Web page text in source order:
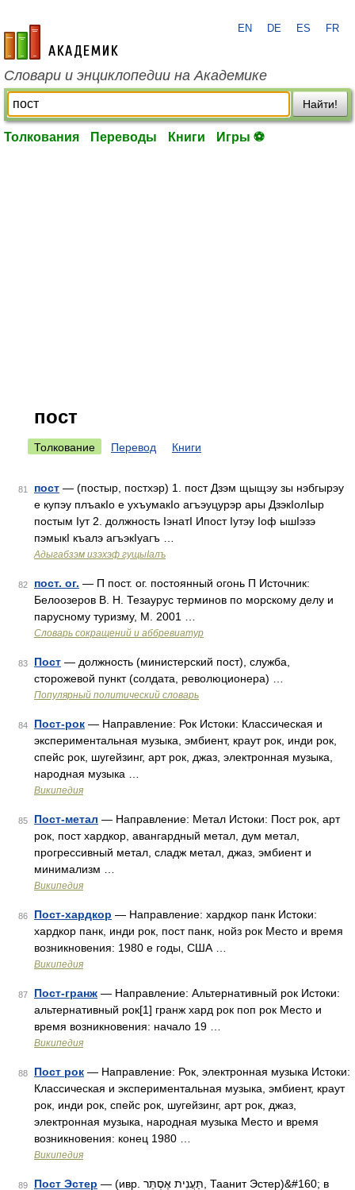
academic.ru
EN DE ES FR
Словари и энциклопедии на Академике
Найти!
Толкования Переводы Книги Игры ⚽
пост
Толкование Перевод Книги
81 пост — (постыр, постхэр) 1. пост Дзэм щыщэу зы нэбгырэу
е купэу плъакIо е ухъумакIо агъэуцурэр ары ДзэкIолIыр
постым Iут 2. должность IэнатI Ипост Iутэу Iоф ышIэзэ
пэмыкI къалэ агъэкIуагъ …
Адыгабзэм изэхэф гущыIалъ
82 пост. ог. — П пост. ог. постоянный огонь П Источник:
Белоозеров В. Н. Тезаурус терминов по морскому делу и
парусному туризму, М. 2001 …
Словарь сокращений и аббревиатур
83 Пост — должность (министерский пост), служба,
сторожевой пункт (солдата, революционера) …
Популярный политический словарь
84 Пост-рок — Направление: Рок Истоки: Классическая и
экспериментальная музыка, эмбиент, краут рок, инди рок,
спейс рок, шугейзинг, арт рок, джаз, электронная музыка,
народная музыка …
Википедия
85 Пост-метал — Направление: Метал Истоки: Пост рок, арт
рок, пост хардкор, авангардный метал, дум метал,
прогрессивный метал, сладж метал, джаз, эмбиент и
минимализм …
Википедия
86 Пост-хардкор — Направление: хардкор панк Истоки:
хардкор панк, инди рок, пост панк, нойз рок Место и время
возникновения: 1980 е годы, США …
Википедия
87 Пост-гранж — Направление: Альтернативный рок Истоки:
альтернативный рок[1] гранж хард рок поп рок Место и
время возникновения: начало 19 …
Википедия
88 Пост рок — Направление: Рок, электронная музыка Истоки:
Классическая и экспериментальная музыка, эмбиент, краут
рок, инди рок, спейс рок, шугейзинг, арт рок, джаз,
электронная музыка, народная музыка Место и время
возникновения: конец 1980 …
Википедия
89 Пост Эстер — (ивр. תַּעֲנִית אֶסְתֵּר,‎ Таанит Эстер)&#160; в